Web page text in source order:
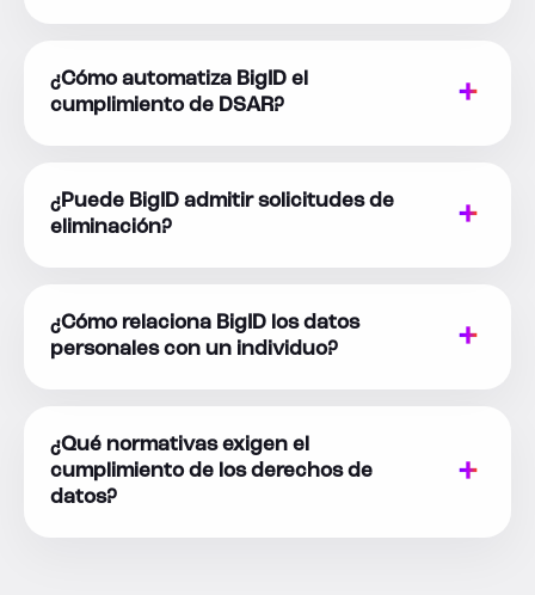
¿Cómo automatiza BigID el
cumplimiento de DSAR?
¿Puede BigID admitir solicitudes de
eliminación?
¿Cómo relaciona BigID los datos
personales con un individuo?
¿Qué normativas exigen el
cumplimiento de los derechos de
datos?